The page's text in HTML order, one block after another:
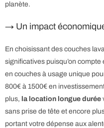
planète.
→ Un impact
En choisissant des couches
significatives puisqu’on
en couches à usage unique
800€ à 1500€ en
plus, la location longue durée
sans prise de tête et encore
portant votre dépense aux